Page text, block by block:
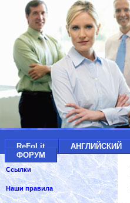
ReFoLit
АНГЛИЙСКИЙ
ФОРУМ
Ссылки
Наши правила